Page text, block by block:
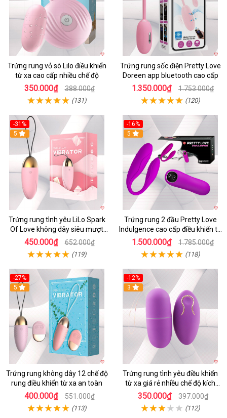
Trứng rung vỏ sò Lilo điều khiển
từ xa cao cấp nhiều chế độ
350.000₫ 388.000₫
(131)
Trứng rung sốc điện Pretty Love
Doreen app bluetooth cao cấp
1.350.000₫ 1.753.000₫
(120)
-31%
5
Trứng rung tình yêu LiLo Spark
Of Love không dây siêu mượt
chống nước
450.000₫ 652.000₫
(119)
-16%
5
Trứng rung 2 đầu Pretty Love
Indulgence cao cấp điều khiển từ
xa
1.500.000₫ 1.785.000₫
(118)
-27%
5
Trứng rung không dây 12 chế độ
rung điều khiển từ xa an toàn
400.000₫ 551.000₫
(113)
-12%
3
Trứng rung tình yêu điều khiển
từ xa giá rẻ nhiều chế độ kích
thích
350.000₫ 397.000₫
(112)